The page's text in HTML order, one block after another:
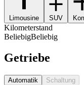
Limousine SUV
Kilometerstand
BeliebigBeliebig
Getriebe
Automatik Schaltung